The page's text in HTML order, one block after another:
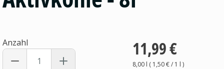
Anzahl 11,99 €
8,00 l ( 1,50 €/ 1 l )